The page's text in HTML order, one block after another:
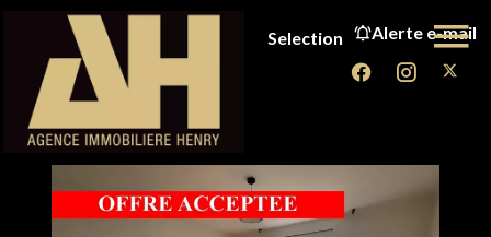
Selection Alerte e-mail